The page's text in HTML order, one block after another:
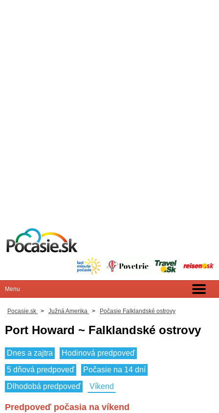
Pocasie.sk > Južná Amerika > Počasie Falklandské ostrovy
Port Howard ~ Falklandské ostrovy
Dnes a zajtra
Hodinová predpoveď
5 dňová predpoveď
Počasie na 14 dní
Dlhodobá predpoveď
Víkend
Predpoveď počasia na víkend